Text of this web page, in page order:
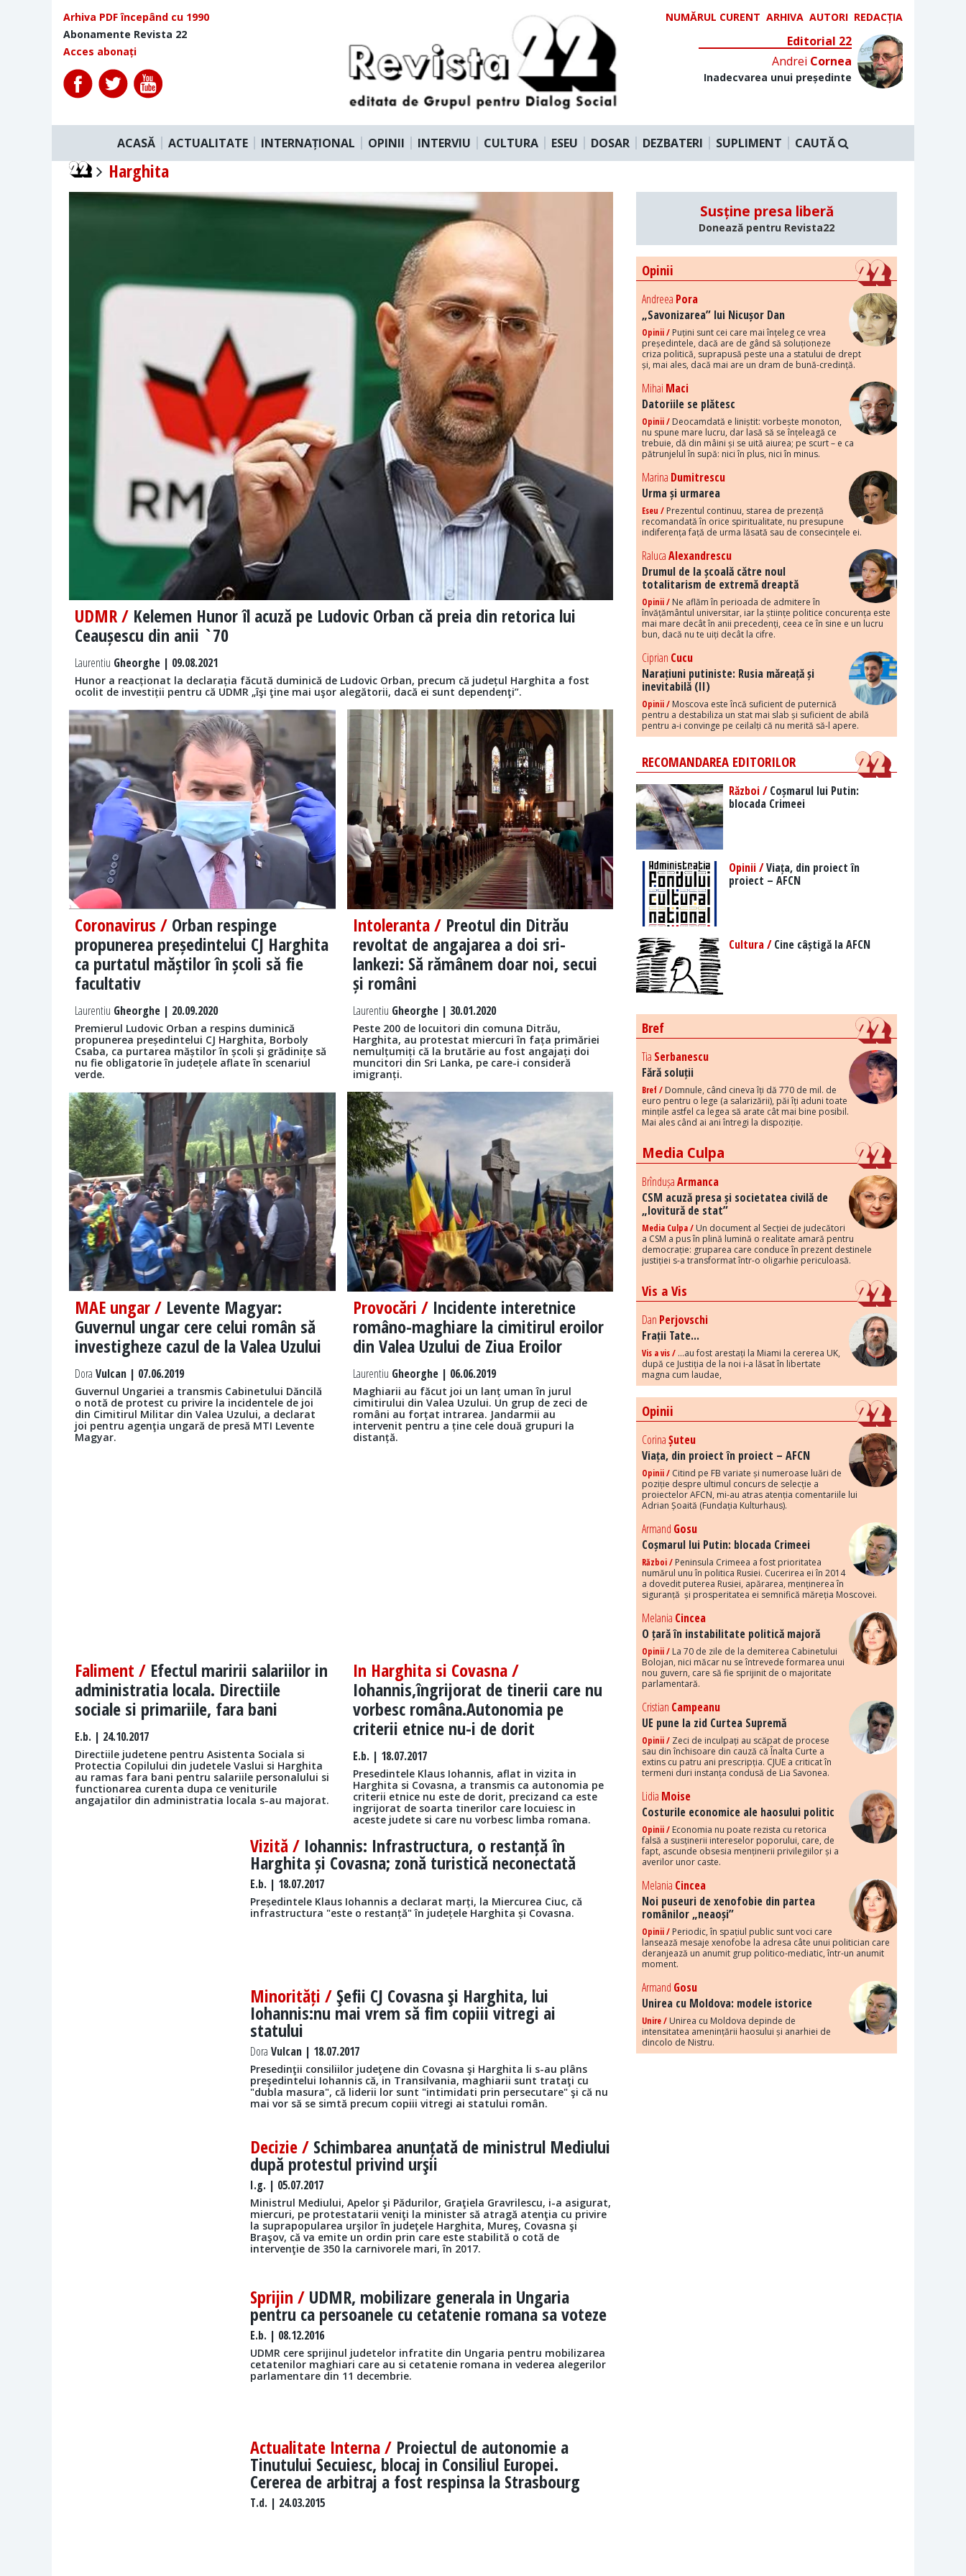
Arhiva PDF începând cu 1990
Abonamente Revista 22
Acces abonați
NUMĂRUL CURENT ARHIVA AUTORI REDACȚIA
Editorial 22
Andrei Cornea
Inadecvarea unui președinte
ACASĂ ACTUALITATE INTERNAȚIONAL OPINII INTERVIU CULTURA ESEU DOSAR DEZBATERI SUPLIMENT CAUTĂ
Harghita
UDMR / Kelemen Hunor îl acuză pe Ludovic Orban că preia din retorica lui
Ceaușescu din anii `70
Laurentiu Gheorghe | 09.08.2021
Hunor a reacționat la declarația făcută duminică de Ludovic Orban, precum că județul Harghita a fost
ocolit de investiții pentru că UDMR „îşi ţine mai uşor alegătorii, dacă ei sunt dependenţi”.
Coronavirus / Orban respinge
propunerea președintelui CJ Harghita
ca purtatul măștilor în școli să fie
facultativ
Laurentiu Gheorghe | 20.09.2020
Premierul Ludovic Orban a respins duminică
propunerea președintelui CJ Harghita, Borboly
Csaba, ca purtarea măștilor în școli și grădinițe să
nu fie obligatorie în județele aflate în scenariul
verde.
Intoleranta / Preotul din Ditrău
revoltat de angajarea a doi sri-
lankezi: Să rămânem doar noi, secui
și români
Laurentiu Gheorghe | 30.01.2020
Peste 200 de locuitori din comuna Ditrău,
Harghita, au protestat miercuri în fața primăriei
nemulțumiți că la brutărie au fost angajați doi
muncitori din Sri Lanka, pe care-i consideră
imigranți.
MAE ungar / Levente Magyar:
Guvernul ungar cere celui român să
investigheze cazul de la Valea Uzului
Dora Vulcan | 07.06.2019
Guvernul Ungariei a transmis Cabinetului Dăncilă
o notă de protest cu privire la incidentele de joi
din Cimitirul Militar din Valea Uzului, a declarat
joi pentru agenţia ungară de presă MTI Levente
Magyar.
Provocări / Incidente interetnice
româno-maghiare la cimitirul eroilor
din Valea Uzului de Ziua Eroilor
Laurentiu Gheorghe | 06.06.2019
Maghiarii au făcut joi un lanț uman în jurul
cimitirului din Valea Uzului. Un grup de zeci de
români au forțat intrarea. Jandarmii au
intervenit pentru a ține cele două grupuri la
distanță.
Faliment / Efectul maririi salariilor in
administratia locala. Directiile
sociale si primariile, fara bani
E.b. | 24.10.2017
Directiile judetene pentru Asistenta Sociala si
Protectia Copilului din judetele Vaslui si Harghita
au ramas fara bani pentru salariile personalului si
functionarea curenta dupa ce veniturile
angajatilor din administratia locala s-au majorat.
In Harghita si Covasna /
Iohannis,îngrijorat de tinerii care nu
vorbesc româna.Autonomia pe
criterii etnice nu-i de dorit
E.b. | 18.07.2017
Presedintele Klaus Iohannis, aflat in vizita in
Harghita si Covasna, a transmis ca autonomia pe
criterii etnice nu este de dorit, precizand ca este
ingrijorat de soarta tinerilor care locuiesc in
aceste judete si care nu vorbesc limba romana.
Vizită / Iohannis: Infrastructura, o restanță în
Harghita și Covasna; zonă turistică neconectată
E.b. | 18.07.2017
Președintele Klaus Iohannis a declarat marți, la Miercurea Ciuc, că
infrastructura "este o restanță" în județele Harghita și Covasna.
Minorități /Şefii CJ Covasna şi Harghita, lui
Iohannis:nu mai vrem să fim copiii vitregi ai
statului
Dora Vulcan | 18.07.2017
Presedinţii consiliilor judeţene din Covasna şi Harghita li s-au plâns
preşedintelui Iohannis că, in Transilvania, maghiarii sunt trataţi cu
"dubla masura", că liderii lor sunt "intimidati prin persecutare" şi că nu
mai vor să se simtă precum copiii vitregi ai statului român.
Decizie / Schimbarea anunțată de ministrul Mediului
după protestul privind urşii
I.g. | 05.07.2017
Ministrul Mediului, Apelor şi Pădurilor, Graţiela Gravrilescu, i-a asigurat,
miercuri, pe protestatarii veniţi la minister să atragă atenţia cu privire
la suprapopularea urşilor în judeţele Harghita, Mureş, Covasna şi
Braşov, că va emite un ordin prin care este stabilită o cotă de
intervenţie de 350 la carnivorele mari, în 2017.
Sprijin / UDMR, mobilizare generala in Ungaria
pentru ca persoanele cu cetatenie romana sa voteze
E.b. | 08.12.2016
UDMR cere sprijinul judetelor infratite din Ungaria pentru mobilizarea
cetatenilor maghiari care au si cetatenie romana in vederea alegerilor
parlamentare din 11 decembrie.
Actualitate Interna / Proiectul de autonomie a
Tinutului Secuiesc, blocaj in Consiliul Europei.
Cererea de arbitraj a fost respinsa la Strasbourg
T.d. | 24.03.2015
Susține presa liberă
Donează pentru Revista22
Opinii
Andreea Pora
„Savonizarea” lui Nicușor Dan
Opinii / Puțini sunt cei care mai înțeleg ce vrea
președintele, dacă are de gând să soluționeze
criza politică, suprapusă peste una a statului de drept
și, mai ales, dacă mai are un dram de bună-credință.
Mihai Maci
Datoriile se plătesc
Opinii / Deocamdată e liniștit: vorbește monoton,
nu spune mare lucru, dar lasă să se înțeleagă ce
trebuie, dă din mâini și se uită aiurea; pe scurt – e ca
pătrunjelul în supă: nici în plus, nici în minus.
Marina Dumitrescu
Urma și urmarea
Eseu / Prezentul continuu, starea de prezență
recomandată în orice spiritualitate, nu presupune
indiferența față de urma lăsată sau de consecințele ei.
RalucaAlexandrescu
Drumul de la școală către noul
totalitarism de extremă dreaptă
Opinii / Ne aflăm în perioada de admitere în
învățământul universitar, iar la științe politice concurența este
mai mare decât în anii precedenți, ceea ce în sine e un lucru
bun, dacă nu te uiți decât la cifre.
Ciprian Cucu
Narațiuni putiniste: Rusia măreață și
inevitabilă (II)
Opinii / Moscova este încă suficient de puternică
pentru a destabiliza un stat mai slab și suficient de abilă
pentru a-i convinge pe ceilalți că nu merită să-l apere.
RECOMANDAREA EDITORILOR
Război /Coșmarul lui Putin:
blocada Crimeei
Opinii /Viața, din proiect în
proiect – AFCN
Cultura /Cine câștigă la AFCN
Bref
Tia Serbanescu
Fără soluții
Bref / Domnule, când cineva îți dă 770 de mil. de
euro pentru o lege (a salarizării), păi îți aduni toate
mințile astfel ca legea să arate cât mai bine posibil.
Mai ales când ai ani întregi la dispoziție.
Media Culpa
BrîndușaArmanca
CSM acuză presa și societatea civilă de
„lovitură de stat”
Media Culpa / Un document al Secției de judecători
a CSM a pus în plină lumină o realitate amară pentru
democrație: gruparea care conduce în prezent destinele
justiției s-a transformat într-o oligarhie periculoasă.
Vis a Vis
Dan Perjovschi
Frații Tate...
Vis a vis / ...au fost arestați la Miami la cererea UK,
după ce Justiția de la noi i-a lăsat în libertate
magna cum laudae,
Opinii
CorinaȘuteu
Viața, din proiect în proiect – AFCN
Opinii / Citind pe FB variate și numeroase luări de
poziție despre ultimul concurs de selecție a
proiectelor AFCN, mi-au atras atenția comentariile lui
Adrian Șoaită (Fundația Kulturhaus).
Armand Gosu
Coșmarul lui Putin: blocada Crimeei
Război / Peninsula Crimeea a fost prioritatea
numărul unu în politica Rusiei. Cucerirea ei în 2014
a dovedit puterea Rusiei, apărarea, menținerea în
siguranță și prosperitatea ei semnifică măreția Moscovei.
Melania Cincea
O țară în instabilitate politică majoră
Opinii / La 70 de zile de la demiterea Cabinetului
Bolojan, nici măcar nu se întrevede formarea unui
nou guvern, care să fie sprijinit de o majoritate
parlamentară.
Cristian Campeanu
UE pune la zid Curtea Supremă
Opinii / Zeci de inculpați au scăpat de procese
sau din închisoare din cauză că Înalta Curte a
extins cu patru ani prescripția. CJUE a criticat în
termeni duri instanța condusă de Lia Savonea.
Lidia Moise
Costurile economice ale haosului politic
Opinii / Economia nu poate rezista cu retorica
falsă a susținerii intereselor poporului, care, de
fapt, ascunde obsesia menținerii privilegiilor și a
averilor unor caste.
Melania Cincea
Noi puseuri de xenofobie din partea
românilor „neaoși”
Opinii / Periodic, în spațiul public sunt voci care
lansează mesaje xenofobe la adresa câte unui politician care
deranjează un anumit grup politico-mediatic, într-un anumit
moment.
Armand Gosu
Unirea cu Moldova: modele istorice
Unire / Unirea cu Moldova depinde de
intensitatea amenințării haosului și anarhiei de
dincolo de Nistru.